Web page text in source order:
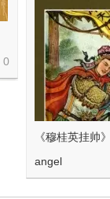
0
《穆桂英挂帅
angel